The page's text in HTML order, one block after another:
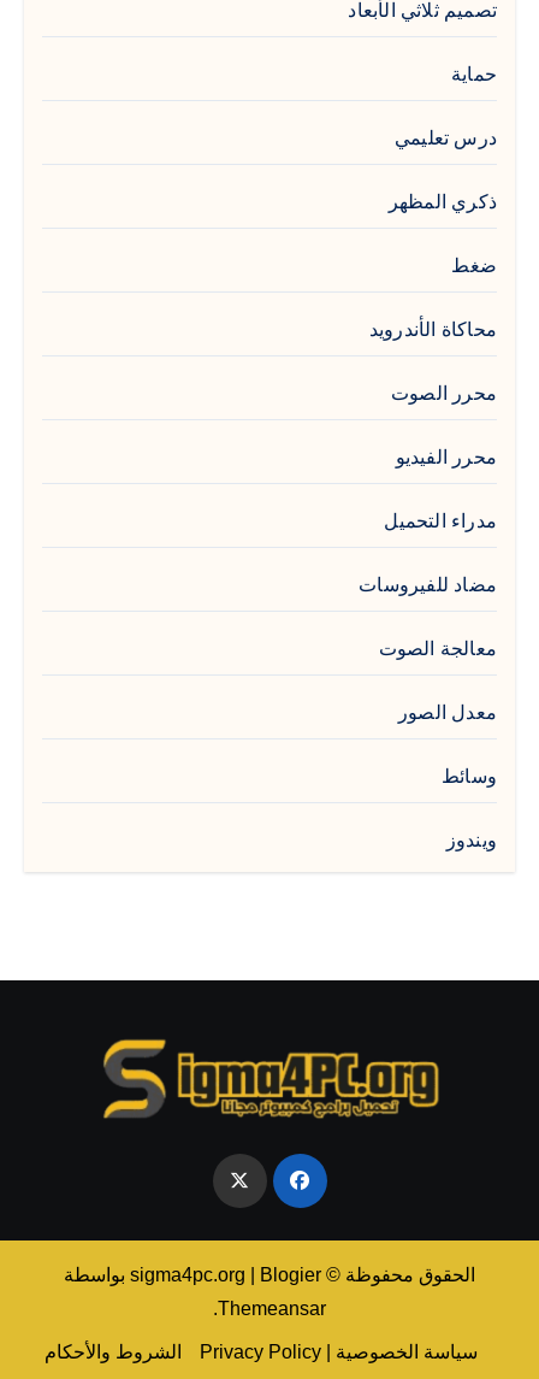
تصميم ثلاثي الأبعاد
حماية
درس تعليمي
ذكري المظهر
ضغط
محاكاة الأندرويد
محرر الصوت
محرر الفيديو
مدراء التحميل
مضاد للفيروسات
معالجة الصوت
معدل الصور
وسائط
ويندوز
الحقوق محفوظة © sigma4pc.org Blogier
بواسطة
Themeansar
.
سياسة الخصوصية | Privacy Policy الشروط والأحكام